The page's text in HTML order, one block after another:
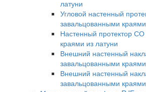
латуни
Угловой настенный
завальцованными краями
Настенный протектор
краями из латуни
Внешний настенный
завальцованными краями
Внешний настенный
завальцованными